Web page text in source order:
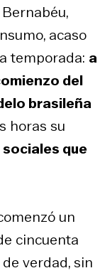
acaso
temporada: a
del
brasileña
horas su
que
un
cincuenta
verdad, sin